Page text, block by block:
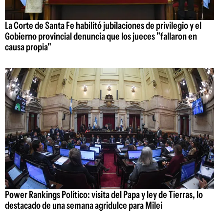
La Corte de Santa Fe habilitó jubilaciones de privilegio y el
Gobierno provincial denuncia que los jueces "fallaron en
causa propia"
Power Rankings Político: visita del Papa y ley de Tierras, lo
destacado de una semana agridulce para Milei